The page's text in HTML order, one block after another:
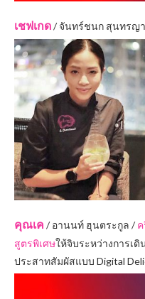
เชฟเกด/ จันทร์ชนก สุนทรญ
คุณเค / อานนท์ ฮุนตระกูล /
สูตรพิเศษให้จิบระหว่างการเ
ประสาทสัมผัสแบบ Digital